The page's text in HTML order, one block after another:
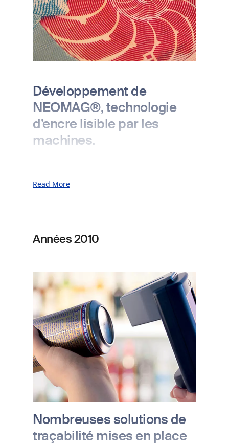
Développement de
NEOMAG®, technologie
d’encre lisible par les
machines.
lisible par les machines NEOMAG® en
nouvelle fonctionnalité pour les devises »
en 2013.
Read More
Années 2010
Image
Nombreuses solutions de
traçabilité mises en place